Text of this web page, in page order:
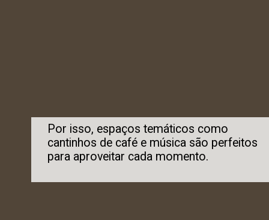
Por isso, espaços temáticos como
cantinhos de café e música são perfeitos
para aproveitar cada momento.